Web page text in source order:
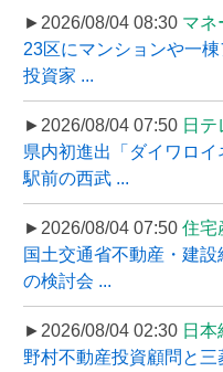
►2026/08/04 08:30 マネ
23区にマンションや一
投資家 ...
►2026/08/04 07:50 日
県内初進出「ダイワロ
駅前の西武 ...
►2026/08/04 07:50 住宅
国土交通省不動産・建設
の検討会 ...
►2026/08/04 02:30 日本
野村不動産投資顧問と